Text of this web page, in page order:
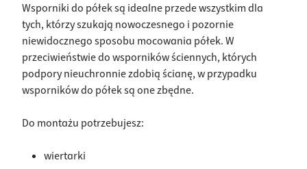
Wsporniki do półek są idealne przede wszystkim dla
tych, którzy szukają nowoczesnego i pozornie
niewidocznego sposobu mocowania półek. W
przeciwieństwie do wsporników ściennych, których
podpory nieuchronnie zdobią ścianę, w przypadku
wsporników do półek są one zbędne.
Do montażu potrzebujesz:
wiertarki